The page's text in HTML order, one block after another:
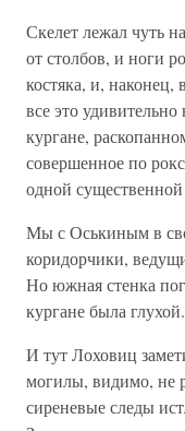
Скелет лежал чуть
от столбов, и ноги
костяка, и,
все это
кургане,
совершенное по
одной
Мы с Оськиным в
коридорчики,
Но южная стенка
кургане была глухой.
И тут Лоховиц
могилы, видимо, не
сиреневые следы